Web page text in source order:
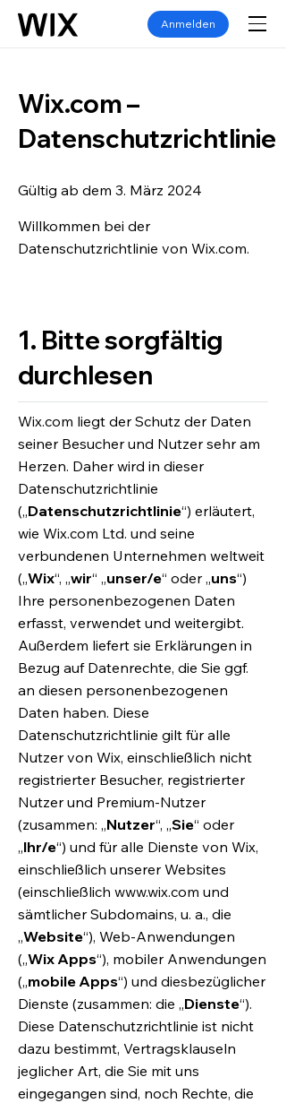
Anmelden
Wix.com –
Datenschutzrichtlinie
Gültig ab dem 3. März 2024
Willkommen bei der
Datenschutzrichtlinie von Wix.com.
1. Bitte sorgfältig
durchlesen
Wix.com liegt der Schutz der Daten
seiner Besucher und Nutzer sehr am
Herzen. Daher wird in dieser
Datenschutzrichtlinie
(„Datenschutzrichtlinie“) erläutert,
wie Wix.com Ltd. und seine
verbundenen Unternehmen weltweit
(„Wix“, „wir“ „unser/e“ oder „uns“)
Ihre personenbezogenen Daten
erfasst, verwendet und weitergibt.
Außerdem liefert sie Erklärungen in
Bezug auf Datenrechte, die Sie ggf.
an diesen personenbezogenen
Daten haben. Diese
Datenschutzrichtlinie gilt für alle
Nutzer von Wix, einschließlich nicht
registrierter Besucher, registrierter
Nutzer und Premium-Nutzer
(zusammen: „Nutzer“, „Sie“ oder
„Ihr/e“) und für alle Dienste von Wix,
einschließlich unserer Websites
(einschließlich www.wix.com und
sämtlicher Subdomains, u. a., die
„Website“), Web-Anwendungen
(„Wix Apps“), mobiler Anwendungen
(„mobile Apps“) und diesbezüglicher
Dienste (zusammen: die „Dienste“).
Diese Datenschutzrichtlinie ist nicht
dazu bestimmt, Vertragsklauseln
jeglicher Art, die Sie mit uns
eingegangen sind, noch Rechte, die